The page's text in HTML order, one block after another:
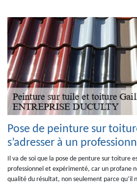
Pose de peinture sur
s’adresser à un
Il va de soi que la pose de penture sur toiture
professionnel et expérimenté, car un profane
qualité du résultat, non seulement parce qu’il